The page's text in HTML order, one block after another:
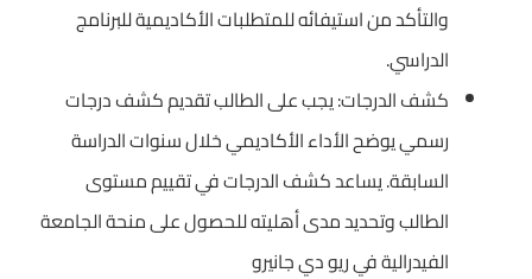
والتأكد من استيفائه للمتطلبات الأكاديمية للبرنامج
الدراسي.
كشف الدرجات: يجب على الطالب تقديم كشف درجات
رسمي يوضح الأداء الأكاديمي خلال سنوات الدراسة
السابقة. يساعد كشف الدرجات في تقييم مستوى
الطالب وتحديد مدى أهليته للحصول على منحة الجامعة
الفيدرالية في ريو دي جانيرو